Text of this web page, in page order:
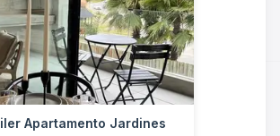
Apartamento Jardines